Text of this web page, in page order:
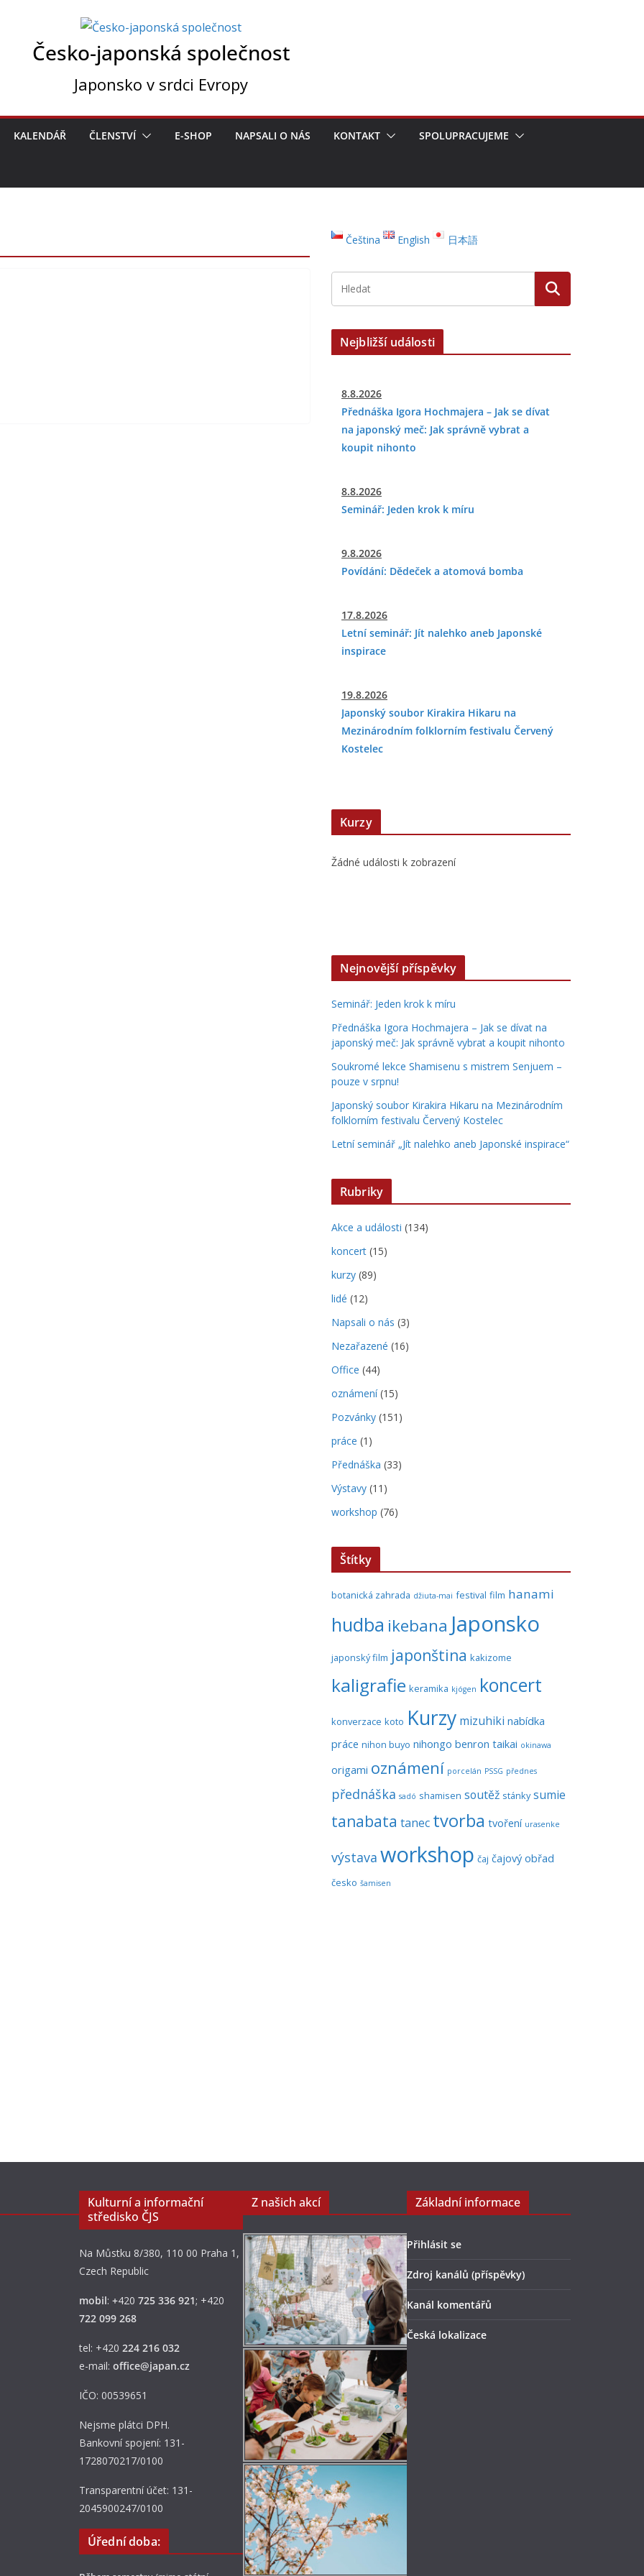
Česko-japonská společnost
Japonsko v srdci Evropy
KALENDÁŘ ČLENSTVÍ E-SHOP NAPSALI O NÁS KONTAKT SPOLUPRACUJEME
Čeština English 日本語
Nejbližší události
8.8.2026
Přednáška Igora Hochmajera – Jak se dívat
na japonský meč: Jak správně vybrat a
koupit nihonto
8.8.2026
Seminář: Jeden krok k míru
9.8.2026
Povídání: Dědeček a atomová bomba
17.8.2026
Letní seminář: Jít nalehko aneb Japonské
inspirace
19.8.2026
Japonský soubor Kirakira Hikaru na
Mezinárodním folklorním festivalu Červený
Kostelec
Kurzy
Žádné události k zobrazení
Nejnovější příspěvky
Seminář: Jeden krok k míru
Přednáška Igora Hochmajera – Jak se dívat na
japonský meč: Jak správně vybrat a koupit nihonto
Soukromé lekce Shamisenu s mistrem Senjuem –
pouze v srpnu!
Japonský soubor Kirakira Hikaru na Mezinárodním
folklorním festivalu Červený Kostelec
Letní seminář „Jít nalehko aneb Japonské inspirace“
Rubriky
Akce a události (134)
koncert (15)
kurzy (89)
lidé (12)
Napsali o nás (3)
Nezařazené (16)
Office (44)
oznámení(15)
Pozvánky (151)
práce (1)
Přednáška (33)
Výstavy (11)
workshop (76)
Štítky
botanická zahrada džiuta-mai festival film hanami
hudba ikebana Japonsko
japonský film japonština kakizome
kaligrafie keramika kjógen koncert
konverzace koto Kurzy mizuhiki nabídka
práce nihon buyo nihongo benron taikai okinawa
origami oznámení porcelán PSSG přednes
přednáška sadó shamisen soutěž stánky sumie
tanabata tanec tvorba tvoření urasenke
výstava workshop čaj čajový obřad
česko šamisen
Kulturní a informační
středisko ČJS
Na Můstku 8/380, 110 00 Praha 1,
Czech Republic
mobil: +420 725 336 921; +420
722 099 268
tel: +420 224 216 032
e-mail: office@japan.cz
IČO: 00539651
Nejsme plátci DPH.
Bankovní spojení: 131-
1728070217/0100
Transparentní účet: 131-
2045900247/0100
Úřední doba:
Z našich akcí Základní informace
Přihlásit se
Zdroj kanálů (příspěvky)
Kanál komentářů
Česká lokalizace